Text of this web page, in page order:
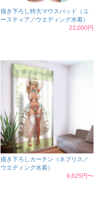
描き下ろし特大マウスパッド（ユ
ースティア／ウエディング水着）
22,000円
描き下ろしカーテン（ネブリス／
ウエディング水着）
9,625円〜